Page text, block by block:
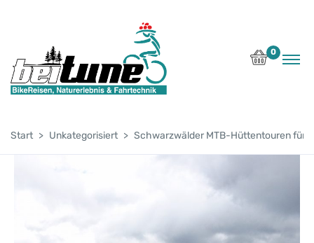
0
Start Unkategorisiert Schwarzwälder MTB-Hüttentouren für